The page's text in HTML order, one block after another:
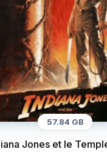
57.84 GB
Jones et le